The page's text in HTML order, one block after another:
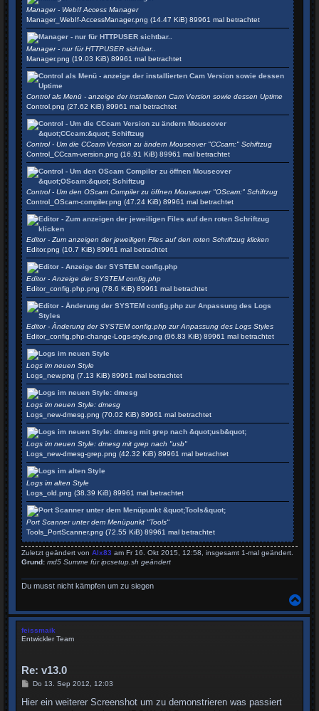
Manager - WebIf Access Manager
Manager_WebIf-AccessManager.png (14.47 KiB) 89961 mal betrachtet
Manager - nur für HTTPUSER sichtbar..
Manager.png (19.03 KiB) 89961 mal betrachtet
Control als Menü - anzeige der installierten Cam Version sowie dessen Uptime
Control.png (27.62 KiB) 89961 mal betrachtet
Control - Um die CCcam Version zu ändern Mouseover "CCcam:" Schiftzug
Control_CCcam-version.png (16.91 KiB) 89961 mal betrachtet
Control - Um den OScam Compiler zu öffnen Mouseover "OScam:" Schiftzug
Control_OScam-compiler.png (47.24 KiB) 89961 mal betrachtet
Editor - Zum anzeigen der jeweiligen Files auf den roten Schriftzug klicken
Editor.png (10.7 KiB) 89961 mal betrachtet
Editor - Anzeige der SYSTEM config.php
Editor_config.php.png (78.6 KiB) 89961 mal betrachtet
Editor - Änderung der SYSTEM config.php zur Anpassung des Logs Styles
Editor_config.php-change-Logs-style.png (96.83 KiB) 89961 mal betrachtet
Logs im neuen Style
Logs_new.png (7.13 KiB) 89961 mal betrachtet
Logs im neuen Style: dmesg
Logs_new-dmesg.png (70.02 KiB) 89961 mal betrachtet
Logs im neuen Style: dmesg mit grep nach "usb"
Logs_new-dmesg-grep.png (42.32 KiB) 89961 mal betrachtet
Logs im alten Style
Logs_old.png (38.39 KiB) 89961 mal betrachtet
Port Scanner unter dem Menüpunkt "Tools"
Tools_PortScanner.png (72.55 KiB) 89961 mal betrachtet
Zuletzt geändert von Alx83 am Fr 16. Okt 2015, 12:58, insgesamt 1-mal geändert.
Grund: md5 Summe für ipcsetup.sh geändert
Du musst nicht kämpfen um zu siegen
c
feissmaik
Entwickler Team
Re: v13.0
B
i
Do 13. Sep 2012, 12:03
Hier ein weiterer Screenshot um zu demonstrieren was passiert